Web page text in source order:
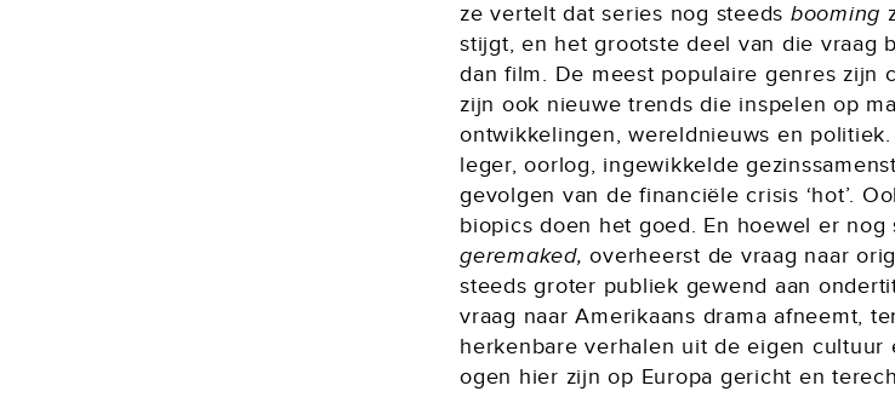
ze vertelt dat series nog steeds booming
stijgt, en het grootste deel van die vraag
dan film. De meest populaire genres zijn
zijn ook nieuwe trends die inspelen op
ontwikkelingen, wereldnieuws en
leger, oorlog, ingewikkelde
gevolgen van de financiële crisis ‘hot’.
biopics doen het goed. En hoewel er nog
geremaked, overheerst de vraag naar
steeds groter publiek gewend aan
vraag naar Amerikaans drama afneemt,
herkenbare verhalen uit de eigen cultuur
ogen hier zijn op Europa gericht en